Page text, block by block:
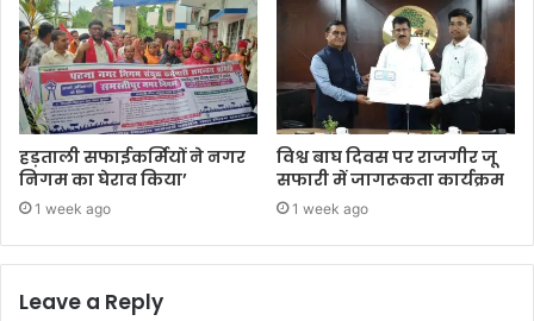
हड़ताली सफाईकर्मियों ने नगर
निगम का घेराव किया’
1 week ago
विश्व बाघ दिवस पर राजगीर जू
सफारी में जागरूकता कार्यक्रम
1 week ago
Leave a Reply